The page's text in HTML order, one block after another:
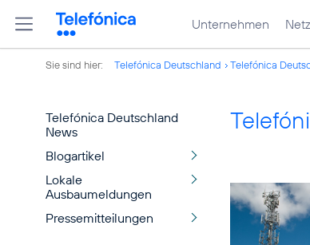
Unternehmen
Sie sind hier: Telefónica Deutschland Telefónica
Telefónica Deutschland
News
Blogartikel
Lokale
Ausbaumeldungen
Pressemitteilungen